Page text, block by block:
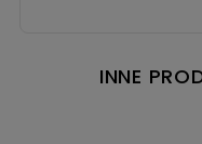
INNE